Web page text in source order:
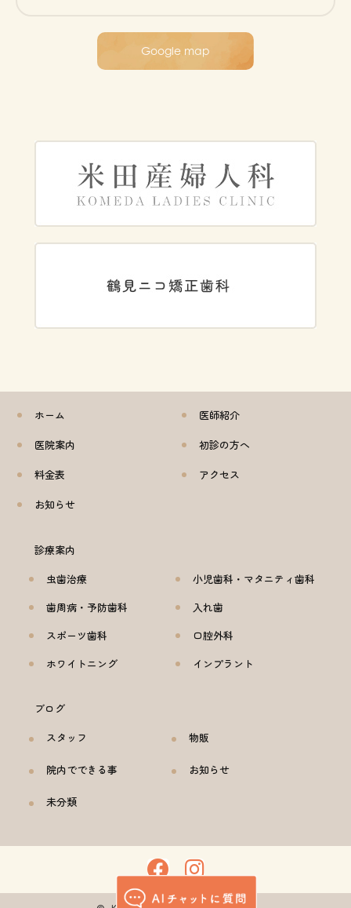
Google map
ホーム
医師紹介
医院案内
初診の方へ
料金表
アクセス
お知らせ
診療案内
虫歯治療
小児歯科・マタニティ歯科
歯周病・予防歯科
入れ歯
スポーツ歯科
口腔外科
ホワイトニング
インプラント
ブログ
スタッフ
物販
院内でできる事 お知らせ
未分類